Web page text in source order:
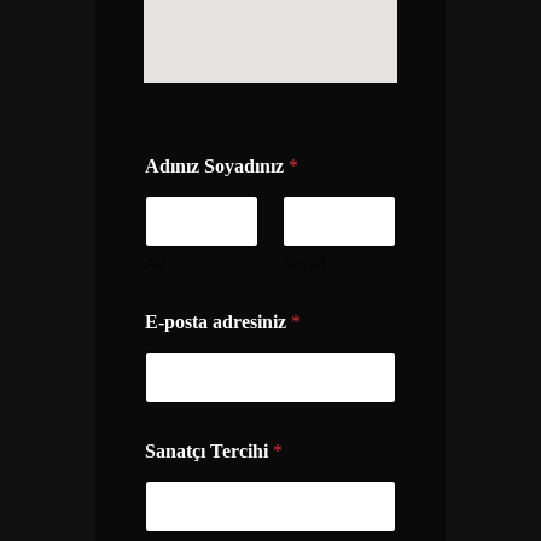
Adınız Soyadınız *
E-posta adresiniz *
Sanatçı Tercihi *